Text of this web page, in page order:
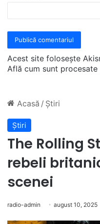
Acest site folosește
Află cum sunt